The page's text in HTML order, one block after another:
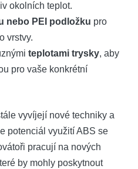
okolních teplot.
nebo PEI podložku pro
vrstvy.
teplotami trysky, aby
pro vaše konkrétní
vyvíjejí nové techniky a
potenciál využití ABS se
pracují na nových
by mohly poskytnout